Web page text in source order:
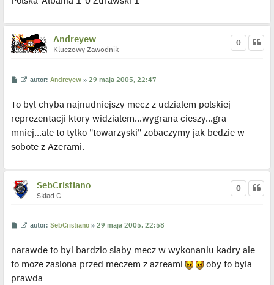
o
d
y
n
c
o
Andreyew
Kluczowy Zawodnik
0
P
t
W
w
i
e
l
p
o
d
y
n
o
autor:Andreyew »29 maja 2005, 22:47
To byl chyba najnudniejszy mecz z udzialem polskiej
reprezentacji ktory widzialem...wygrana cieszy...gra
mniej...ale to tylko "towarzyski" zobaczymy jak bedzie w
sobote z Azerami.
SebCristiano
Skład C
0
P
t
W
w
i
e
l
autor:SebCristiano »29 maja 2005, 22:58
narawde to byl bardzio slaby mecz w wykonaniu kadry ale
to moze zaslona przed meczem z azreami
oby to byla
prawda